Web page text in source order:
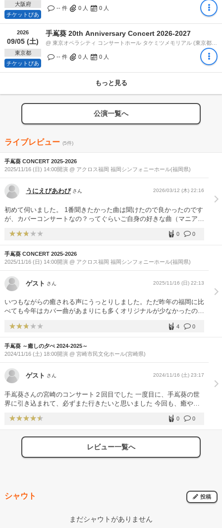
大阪府
チケットぴあ
-- 件 0 人 0 人
2026
09/05 (土)
東京都
チケットぴあ
手嶌葵 20th Anniversary Concert 2026-2027
-- 件 0 人 0 人
もっと見る
公演一覧へ
ライブレビュー (5件)
手嶌葵 CONCERT 2025-2026
2025/11/16 (日) 14:00開演 @ アクロス福岡 福岡シンフォニーホール(福岡県)
うにえびあわびさん 2026/03/12 (木) 22:16
初めて伺いました。 1番聞きたかった曲は聞けたので良かったのです
が、カバーコンサートなの？ってぐらいご自身の好きな曲（マニアッ
しオリジナル曲が聞きたいですね。
0
0
手嶌葵 CONCERT 2025-2026
2025/11/16 (日) 14:00開演 @ アクロス福岡 福岡シンフォニーホール(福岡県)
ゲスト さん 2025/11/16 (日) 22:13
いつもながらの癒される声にうっとりしました。ただ昨年の福岡に比
べても今年はカバー曲があまりにも多くオリジナルが少なかったのが
手嶌さんの曲ではないのでご自身の趣味の世界で程々にして頂き、折
角オリジナル曲があるのだからファンとしては手嶌さんの曲を聞かせ
て欲しいです。ユーミンが作ってくれた「散りてなお」や、ドラマ主
題歌の「ただいま」、そして「真夜中のメロディ」とか聞きたかった
なぁ。あと随分前にパナソニックのCMで流れていた「いてくれてあ
りがとう」を一度で良いから生歌で聞かせて欲しいです。 版権の関
係？で難しいのでしょうか？
0
4
手嶌葵 ～癒しの夕べ 2024-2025～
2024/11/16 (土) 18:00開演 @ 宮崎市民文化ホール(宮崎県)
ゲスト さん 2024/11/16 (土) 23:17
手嶌葵さんの宮崎のコンサート２回目でした 一度目に、手嶌葵の世
界に引き込まれて、必ずまた行きたいと思いました 今回も、癒やし
癒やしをありがとうございました また、会える日を楽しみに、今日
は、余韻にひたります
0
0
レビュー一覧へ
シャウト 投稿
まだシャウトがありません